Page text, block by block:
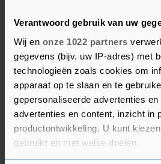
Verantwoord gebruik van uw
Wij en onze 1022 partners
gegevens (bijv. uw IP-adres) met
technologieën zoals cookies om
apparaat op te slaan en te
gepersonaliseerde advertenties
advertenties en content, inzicht in
productontwikkeling. U kunt
gebruikt en met welke doelen.